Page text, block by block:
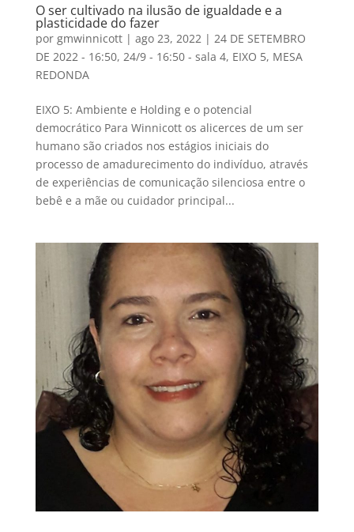
O ser cultivado na ilusão de igualdade e a
plasticidade do fazer
por gmwinnicott| ago 23, 2022 | 24 DE SETEMBRO
DE 2022 - 16:50, 24/9 - 16:50 - sala 4, EIXO 5, MESA
REDONDA
EIXO 5: Ambiente e Holding e o potencial
democrático Para Winnicott os alicerces de um ser
humano são criados nos estágios iniciais do
processo de amadurecimento do indivíduo, através
de experiências de comunicação silenciosa entre o
bebê e a mãe ou cuidador principal...